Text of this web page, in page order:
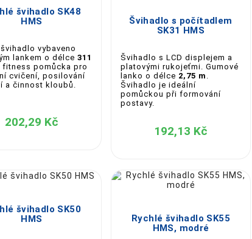
Vyberte si to pravé pro své tréninkové cíle
švihadlo SK48
HMS
vybaveno
lankem o délce 311
fitness pomůcka pro
cvičení, posilování
a činnost kloubů.
202,29 Kč
Švihadlo s počítadlem
SK31 HMS
Švihadlo s LCD displejem a
platovými rukojeťmi. Gumové
lanko o délce 2,75 m
Švihadlo je ideální
pomůckou při formování
postavy.
192,13 Kč
švihadlo SK50
HMS
Rychlé švihadlo SK55
HMS, modré